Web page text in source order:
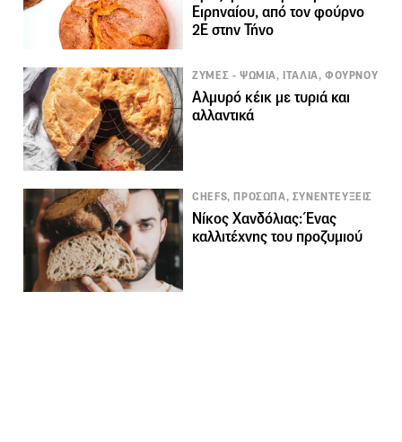
Ειρηναίου, από τον φούρνο
2Ε στην Τήνο
ΖΥΜΕΣ - ΨΩΜΙΑ, ΙΤΑΛΙΑ, ΦΟΥΡΝΟΥ
Αλμυρό κέικ με τυριά και
αλλαντικά
CHEFS, ΠΡΟΣΩΠΑ, ΣΥΝΕΝΤΕΥΞΕΙΣ
Νίκος Χανδόλιας: Ένας
καλλιτέχνης του προζυμιού